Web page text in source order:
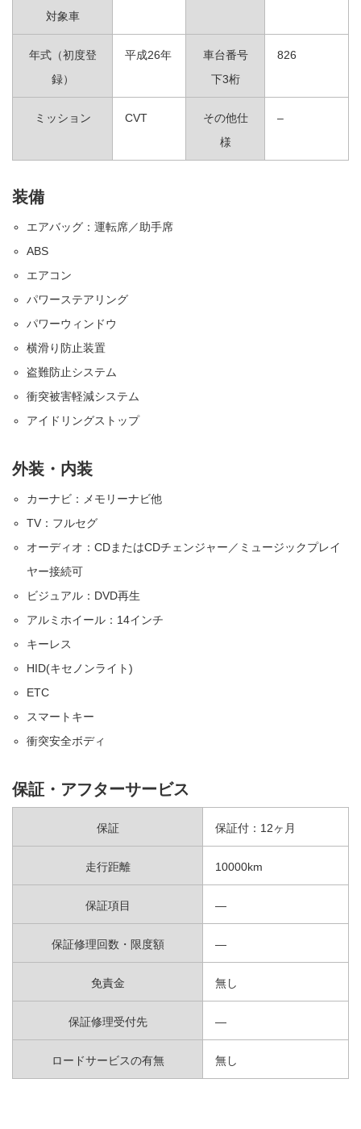
対象車
年式（初度登
録）
平成26年
車台番号
下3桁
826
ミッション CVT
その他仕
様
–
装備
エアバッグ：運転席／助手席
ABS
エアコン
パワーステアリング
パワーウィンドウ
横滑り防止装置
盗難防止システム
衝突被害軽減システム
アイドリングストップ
外装・内装
カーナビ：メモリーナビ他
TV：フルセグ
オーディオ：CDまたはCDチェンジャー／ミュージックプレイ
ヤー接続可
ビジュアル：DVD再生
アルミホイール：14インチ
キーレス
HID(キセノンライト)
ETC
スマートキー
衝突安全ボディ
保証・アフターサービス
保証 保証付：12ヶ月
走行距離 10000km
保証項目 —
保証修理回数・限度額 —
免責金 無し
保証修理受付先 —
ロードサービスの有無 無し